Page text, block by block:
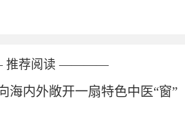
荐阅读 ————
海内外敞开一扇特色中医“窗”